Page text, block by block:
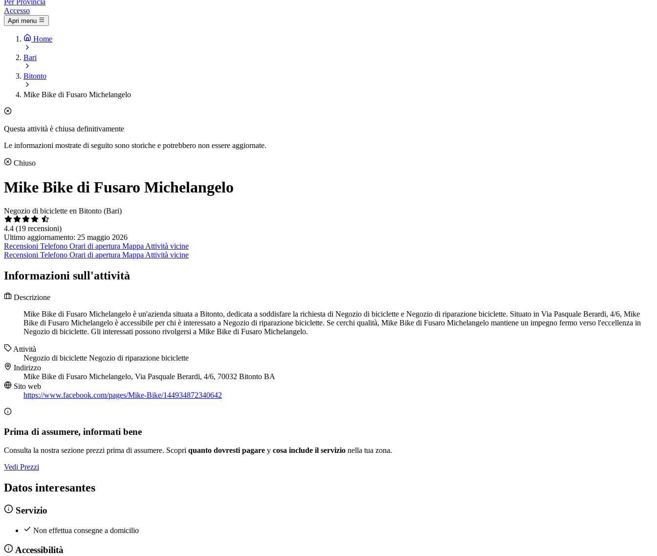
Per Provincia
Accesso
Apri menu
Home
Bari
Bitonto
Mike Bike di Fusaro Michelangelo
Questa attività è chiusa definitivamente
Le informazioni mostrate di seguito sono storiche e potrebbero non essere aggiornate.
Chiuso
Mike Bike di Fusaro Michelangelo
Negozio di biciclette en Bitonto (Bari)
4.4 (19 recensioni)
Ultimo aggiornamento: 25 maggio 2026
Recensioni Telefono Orari di apertura Mappa Attività vicine
Recensioni Telefono Orari di apertura Mappa Attività vicine
Informazioni sull'attività
Descrizione
Mike Bike di Fusaro Michelangelo è un'azienda situata a Bitonto, dedicata a soddisfare la richiesta di Negozio di biciclette e Negozio di riparazione biciclette. Situato in Via Pasquale Berardi, 4/6, Mike
Bike di Fusaro Michelangelo è accessibile per chi è interessato a Negozio di riparazione biciclette. Se cerchi qualità, Mike Bike di Fusaro Michelangelo mantiene un impegno fermo verso l'eccellenza in
Negozio di biciclette. Gli interessati possono rivolgersi a Mike Bike di Fusaro Michelangelo.
Attività
Negozio di biciclette Negozio di riparazione biciclette
Indirizzo
Mike Bike di Fusaro Michelangelo, Via Pasquale Berardi, 4/6, 70032 Bitonto BA
Sito web
https://www.facebook.com/pages/Mike-Bike/144934872340642
Prima di assumere, informati bene
Consulta la nostra sezione prezzi prima di assumere. Scopri quanto dovresti pagare y cosa include il servizio nella tua zona.
Vedi Prezzi
Datos interesantes
Servizio
Non effettua consegne a domicilio
Accessibilità